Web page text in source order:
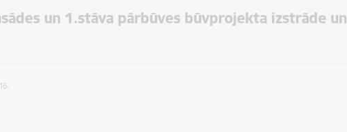
un 1.stāva pārbūves būvprojekta izstrāde un